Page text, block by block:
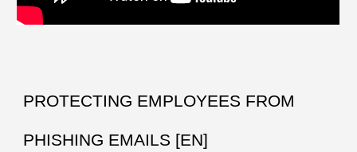
PROTECTING EMPLOYEES FROM
PHISHING EMAILS [EN]